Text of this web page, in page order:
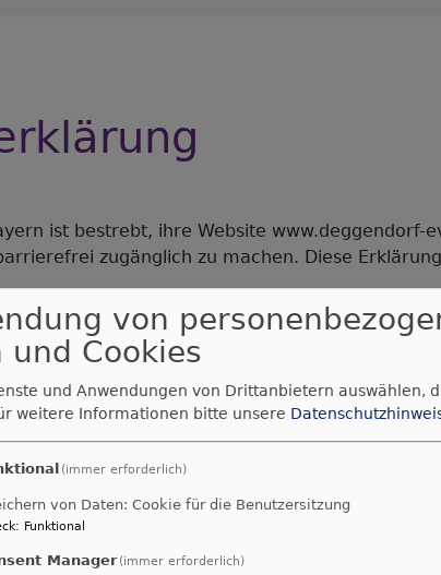
ist bestrebt, ihre Website
zugänglich zu machen. Diese
den Anforderungen
ist aufgrund der folgenden
beim Theme
von
und Cookies
und Anwendungen von Drittanbietern auswählen,
weitere Informationen bitte unsere
(immer erforderlich)
von Daten: Cookie für die Benutzersitzung
: Funktional
Manager (immer erforderlich)